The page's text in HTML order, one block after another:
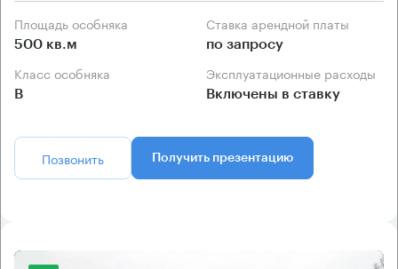
Площадь особняка
500 кв.м
Ставка арендной платы
по запросу
Класс особняка
B
Эксплуатационные расходы
Включены в ставку
Позвонить Получить презентацию